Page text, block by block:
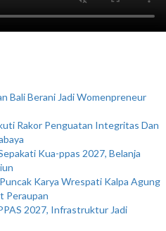
Bali Berani Jadi Womenpreneur
Rakor Penguatan Integritas Dan
Kua-ppas 2027, Belanja
Karya Wrespati Kalpa Agung
Peraupan
2027, Infrastruktur Jadi